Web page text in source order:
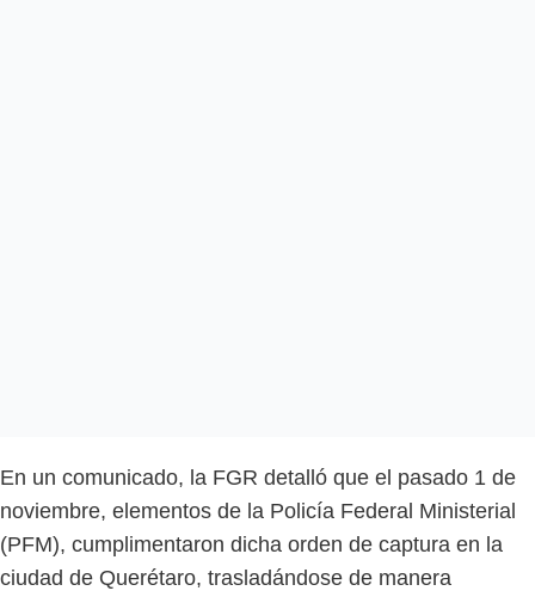
En un comunicado, la FGR detalló que el pasado 1 de
noviembre, elementos de la Policía Federal Ministerial
(PFM), cumplimentaron dicha orden de captura en la
ciudad de Querétaro, trasladándose de manera